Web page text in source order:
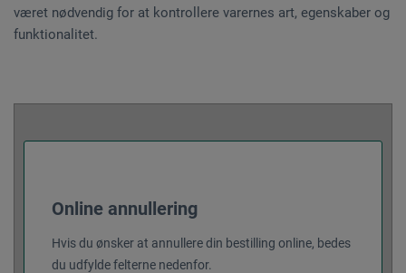
været nødvendig for at kontrollere varernes art, egenskaber og
funktionalitet.
Online annullering
Hvis du ønsker at annullere din bestilling online, bedes
du udfylde felterne nedenfor.